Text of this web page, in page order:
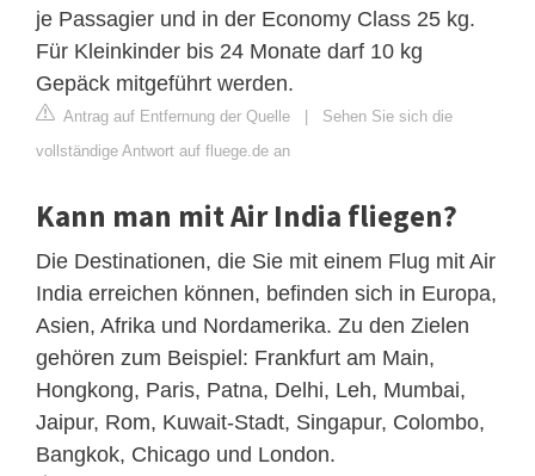
je Passagier und in der Economy Class 25 kg.
Für Kleinkinder bis 24 Monate darf 10 kg
Gepäck mitgeführt werden.
Antrag auf Entfernung der Quelle | Sehen Sie sich die
vollständige Antwort auf fluege.de an
Kann man mit Air India fliegen?
Die Destinationen, die Sie mit einem Flug mit Air
India erreichen können, befinden sich in Europa,
Asien, Afrika und Nordamerika. Zu den Zielen
gehören zum Beispiel: Frankfurt am Main,
Hongkong, Paris, Patna, Delhi, Leh, Mumbai,
Jaipur, Rom, Kuwait-Stadt, Singapur, Colombo,
Bangkok, Chicago und London.